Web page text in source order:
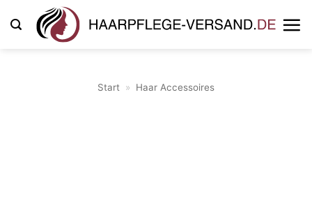
Inhalt
Start » Haar Accessoires